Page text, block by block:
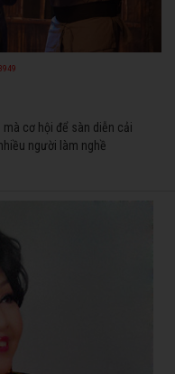
cơ hội để sàn diễn cải
người làm nghề